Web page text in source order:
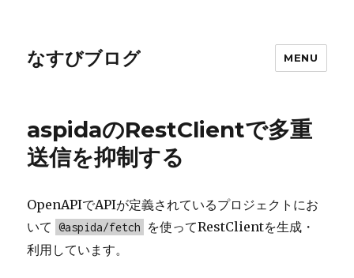
なすびブログ MENU
aspidaのRestClientで多重
送信を抑制する
OpenAPIでAPIが定義されているプロジェクトにお
いて
@aspida/fetch
を使ってRestClientを生成・
利用しています。